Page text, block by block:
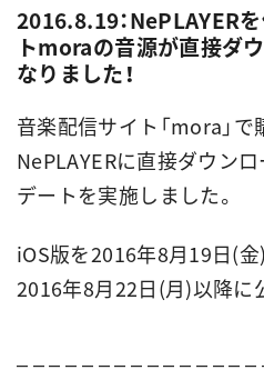
2016.8.19：NePLAYER
トmoraの音源が直接ダ
なりました！
音楽配信サイト「mora」
NePLAYERに直接ダウン
デートを実施しました。
iOS版を2016年8月19日(
2016年8月22日(月)以降に
– – – – – – – – – – – – – –